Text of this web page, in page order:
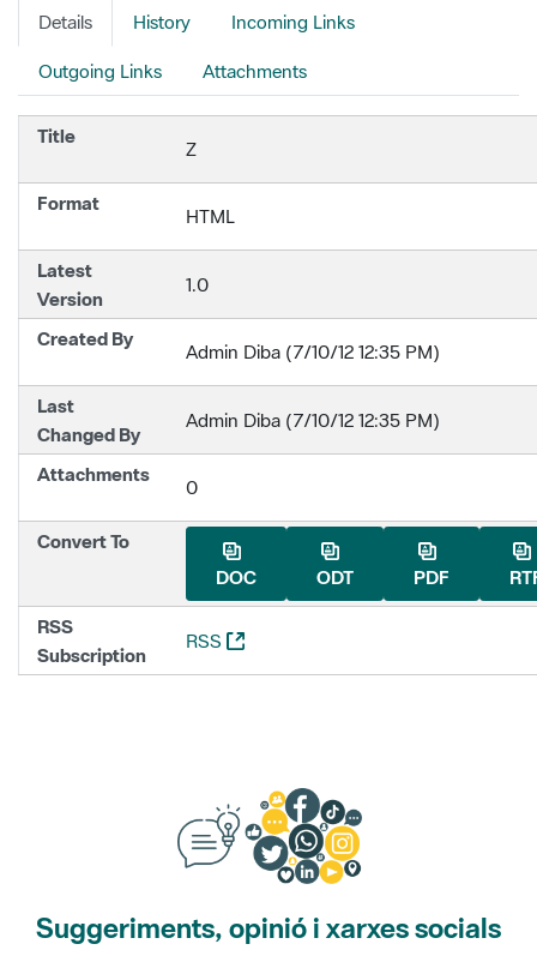
Details History Incoming Links
Outgoing Links Attachments
Title
Z
Format
HTML
Latest
Version
1.0
Created By
Admin Diba (7/10/12 12:35 PM)
Last
Changed By
Admin Diba (7/10/12 12:35 PM)
Attachments
0
Convert To
DOC
ODT PDF
RSS
Subscription
RSS (Opens New Window)
Suggeriments, opinió i xarxes socials